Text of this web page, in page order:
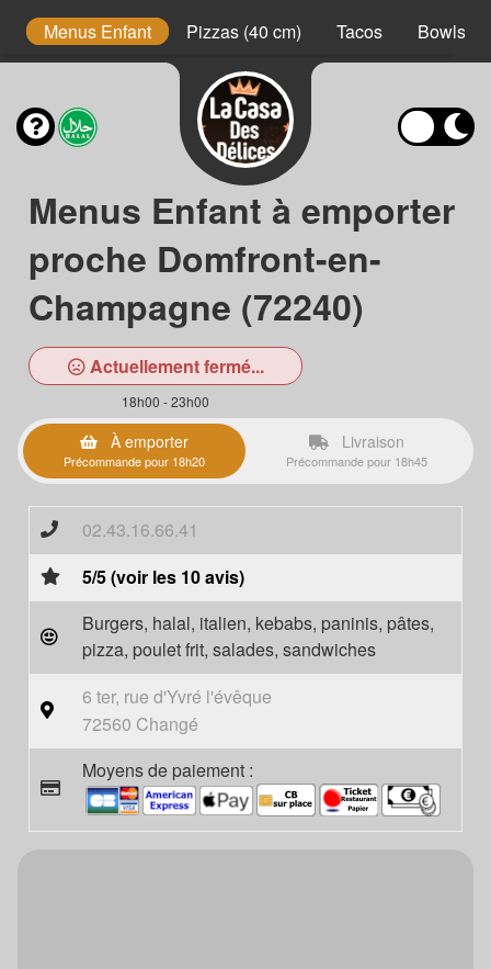
Menus Enfant Pizzas (40 cm) Tacos Bowls
Menus Enfant à emporter
proche Domfront-en-
Champagne (72240)
Actuellement fermé...
18h00 - 23h00
À emporter
Précommande pour 18h20
Livraison
Précommande pour 18h45
02.43.16.66.41
5/5 (voir les 10 avis)
Burgers, halal, italien, kebabs, paninis, pâtes,
pizza, poulet frit, salades, sandwiches
6 ter, rue d'Yvré l'évêque
72560 Changé
Moyens de paiement :